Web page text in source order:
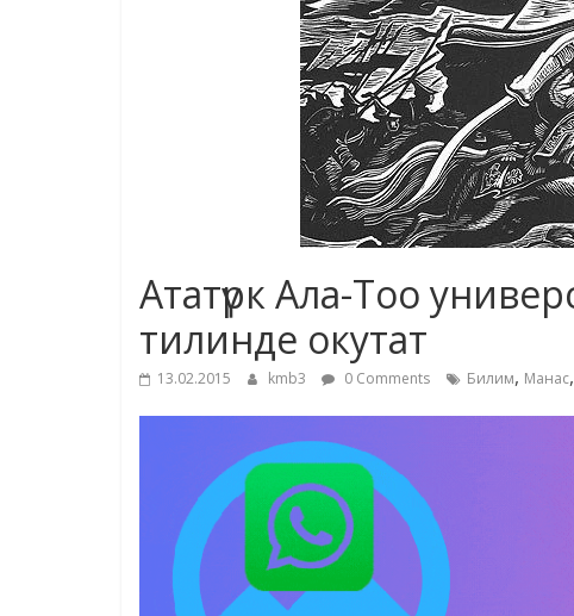
Ататүрк Ала-Тоо
тилинде окутат
13.02.2015 kmb3 0 Comments Билим, Манас,